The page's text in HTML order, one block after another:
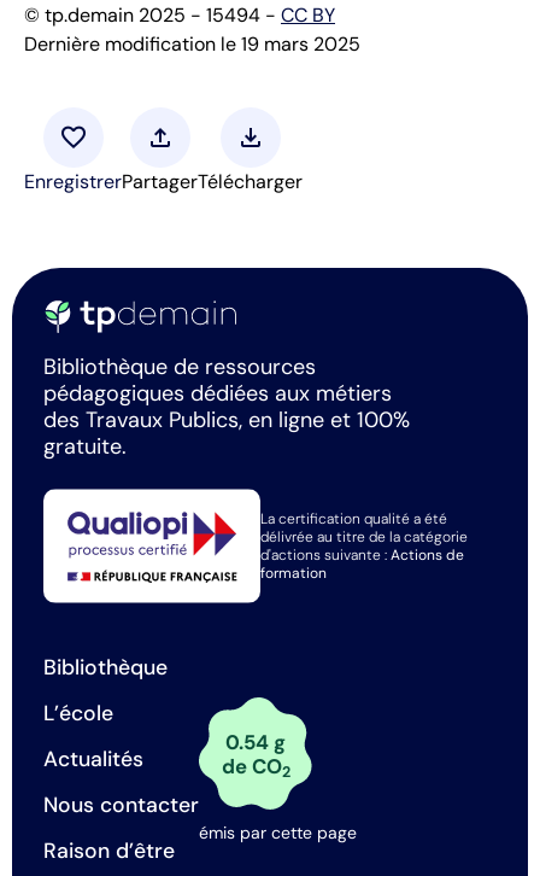
© tp.demain 2025 - 15494 - CC BY
Dernière modification le 19 mars 2025
favorite
Enregistrer
upload
Partager
download
Télécharger
Bibliothèque de ressources
pédagogiques dédiées aux métiers
des Travaux Publics, en ligne et 100%
gratuite.
La certification qualité a été
délivrée au titre de la catégorie
d'actions suivante :Actions de
formation
Bibliothèque
L’école
Actualités
Nous contacter
Raison d’être
0.54 g
de CO2
émis par cette page